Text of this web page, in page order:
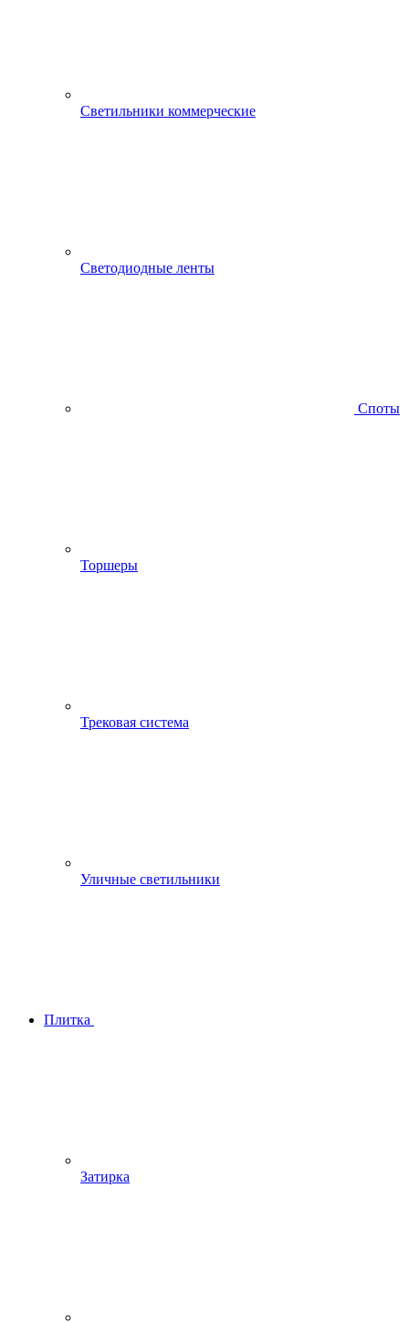
Светильники коммерческие
Светодиодные ленты
Споты
Торшеры
Трековая система
Уличные светильники
Плитка
Затирка